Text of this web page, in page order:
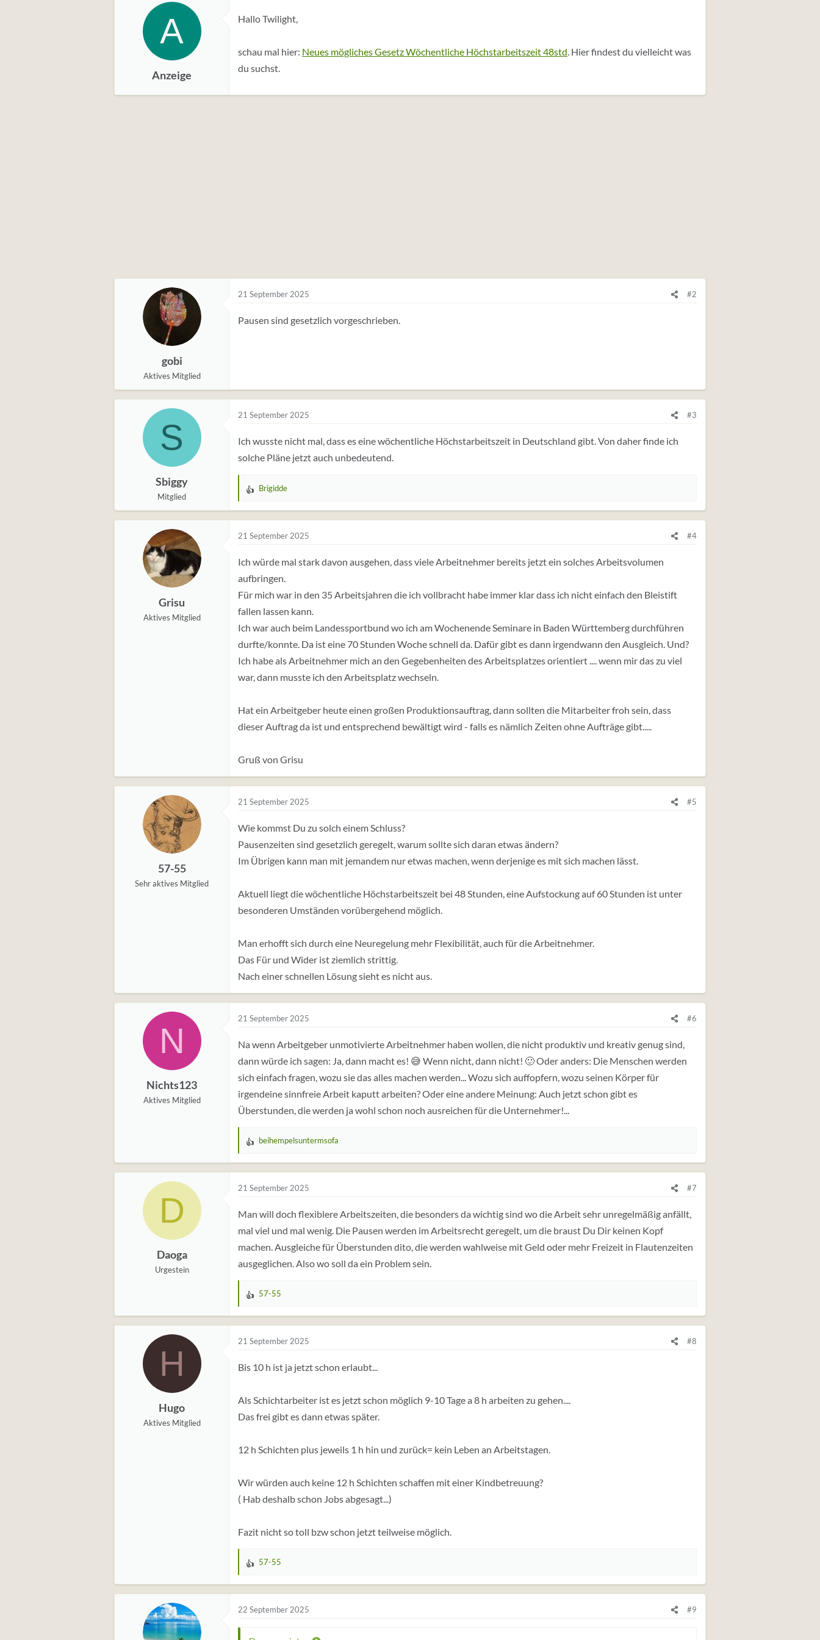
u
g
n
A
Anzeige
Hallo Twilight,
schau mal hier: Neues mögliches Gesetz Wöchentliche Höchstarbeitszeit 48std. Hier findest du vielleicht was
du suchst.
gobi
Aktives Mitglied
21 September 2025 #2
Pausen sind gesetzlich vorgeschrieben.
S
Sbiggy
Mitglied
21 September 2025 #3
Ich wusste nicht mal, dass es eine wöchentliche Höchstarbeitszeit in Deutschland gibt. Von daher finde ich
solche Pläne jetzt auch unbedeutend.
W
r
t
u
n
n
:
Brigidde
Grisu
Aktives Mitglied
21 September 2025 #4
Ich würde mal stark davon ausgehen, dass viele Arbeitnehmer bereits jetzt ein solches Arbeitsvolumen
aufbringen.
Für mich war in den 35 Arbeitsjahren die ich vollbracht habe immer klar dass ich nicht einfach den Bleistift
fallen lassen kann.
Ich war auch beim Landessportbund wo ich am Wochenende Seminare in Baden Württemberg durchführen
durfte/konnte. Da ist eine 70 Stunden Woche schnell da. Dafür gibt es dann irgendwann den Ausgleich. Und?
Ich habe als Arbeitnehmer mich an den Gegebenheiten des Arbeitsplatzes orientiert .... wenn mir das zu viel
war, dann musste ich den Arbeitsplatz wechseln.
Hat ein Arbeitgeber heute einen großen Produktionsauftrag, dann sollten die Mitarbeiter froh sein, dass
dieser Auftrag da ist und entsprechend bewältigt wird - falls es nämlich Zeiten ohne Aufträge gibt.....
Gruß von Grisu
57-55
Sehr aktives Mitglied
21 September 2025 #5
Wie kommst Du zu solch einem Schluss?
Pausenzeiten sind gesetzlich geregelt, warum sollte sich daran etwas ändern?
Im Übrigen kann man mit jemandem nur etwas machen, wenn derjenige es mit sich machen lässt.
Aktuell liegt die wöchentliche Höchstarbeitszeit bei 48 Stunden, eine Aufstockung auf 60 Stunden ist unter
besonderen Umständen vorübergehend möglich.
Man erhofft sich durch eine Neuregelung mehr Flexibilität, auch für die Arbeitnehmer.
Das Für und Wider ist ziemlich strittig.
Nach einer schnellen Lösung sieht es nicht aus.
N
Nichts123
Aktives Mitglied
21 September 2025 #6
Na wenn Arbeitgeber unmotivierte Arbeitnehmer haben wollen, die nicht produktiv und kreativ genug sind,
dann würde ich sagen: Ja, dann macht es! 😅 Wenn nicht, dann nicht! 🙂 Oder anders: Die Menschen werden
sich einfach fragen, wozu sie das alles machen werden... Wozu sich auffopfern, wozu seinen Körper für
irgendeine sinnfreie Arbeit kaputt arbeiten? Oder eine andere Meinung: Auch jetzt schon gibt es
Überstunden, die werden ja wohl schon noch ausreichen für die Unternehmer!...
W
r
t
u
n
n
:
beihempelsuntermsofa
D
Daoga
Urgestein
21 September 2025 #7
Man will doch flexiblere Arbeitszeiten, die besonders da wichtig sind wo die Arbeit sehr unregelmäßig anfällt,
mal viel und mal wenig. Die Pausen werden im Arbeitsrecht geregelt, um die braust Du Dir keinen Kopf
machen. Ausgleiche für Überstunden dito, die werden wahlweise mit Geld oder mehr Freizeit in Flautenzeiten
ausgeglichen. Also wo soll da ein Problem sein.
W
r
t
u
n
n
:
57-55
H
Hugo
Aktives Mitglied
21 September 2025 #8
Bis 10 h ist ja jetzt schon erlaubt...
Als Schichtarbeiter ist es jetzt schon möglich 9-10 Tage a 8 h arbeiten zu gehen....
Das frei gibt es dann etwas später.
12 h Schichten plus jeweils 1 h hin und zurück= kein Leben an Arbeitstagen.
Wir würden auch keine 12 h Schichten schaffen mit einer Kindbetreuung?
( Hab deshalb schon Jobs abgesagt...)
Fazit nicht so toll bzw schon jetzt teilweise möglich.
W
r
t
u
57-55
22 September 2025 #9